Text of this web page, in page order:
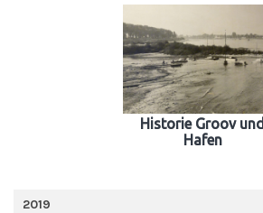
Historie Groov und
Hafen
2019